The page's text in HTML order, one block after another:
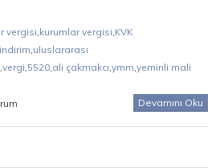
vergisi,kurumlar vergisi,KVK
indirim,uluslararası
,vergi,5520,ali çakmakcı,ymm,yeminli mali
Devamını Oku